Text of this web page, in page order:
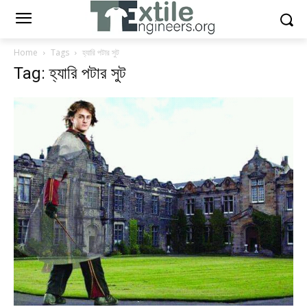
Home Tags হ্যারি পটার সুট
Tag: হ্যারি পটার সুট